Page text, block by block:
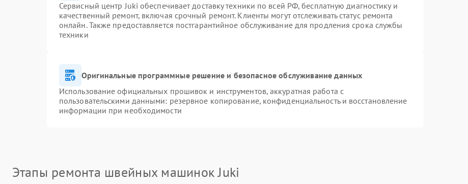
Сервисный центр Juki обеспечивает доставку техники по всей РФ, бесплатную диагностику и
качественный ремонт, включая срочный ремонт. Клиенты могут отслеживать статус ремонта
онлайн. Также предоставляется постгарантийное обслуживание для продления срока службы
техники
Оригинальные программные решение и безопасное обслуживание данных
Использование официальных прошивок и инструментов, аккуратная работа с
пользовательскими данными: резервное копирование, конфиденциальность и восстановление
информации при необходимости
Этапы ремонта швейных машинок Juki